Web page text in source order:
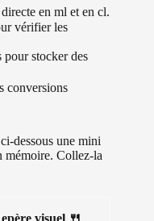
en ml et en cl.
vérifier les
pour stocker des
conversions
dessous une mini
mémoire. Collez-la